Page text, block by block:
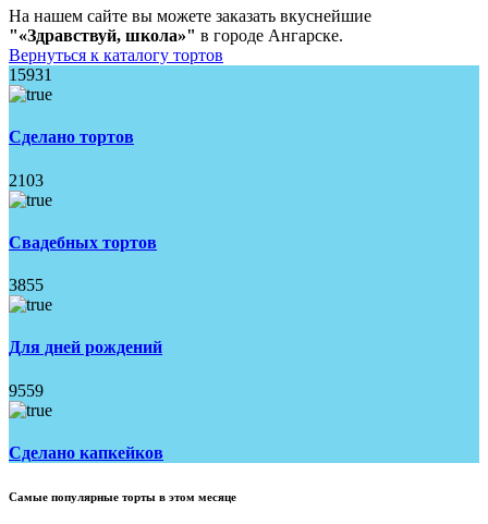
На нашем сайте вы можете заказать вкуснейшие
"«Здравствуй, школа»" в городе Ангарске.
Вернуться к каталогу тортов
15931
Сделано тортов
2103
Свадебных тортов
3855
Для дней рождений
9559
Сделано капкейков
Самые популярные торты в этом месяце